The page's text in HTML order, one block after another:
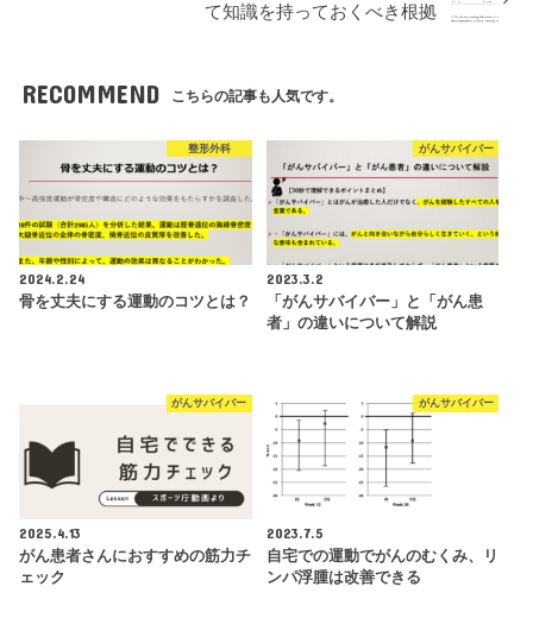
て知識を持っておくべき根拠
RECOMMEND こちらの記事も人気です。
整形外科
2024.2.24
骨を丈夫にする運動のコツとは？
がんサバイバー
2023.3.2
「がんサバイバー」と「がん患
者」の違いについて解説
がんサバイバー
2025.4.13
がん患者さんにおすすめの筋力チ
ェック
がんサバイバー
2023.7.5
自宅での運動でがんのむくみ、リ
ンパ浮腫は改善できる